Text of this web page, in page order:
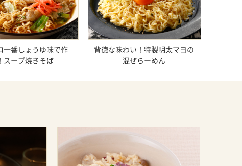
一番しょうゆ味で作
スープ焼きそば
背徳な味わい！特製明太マヨの
混ぜらーめん